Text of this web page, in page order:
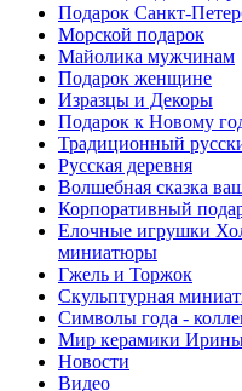
Подарок Санкт-
Морской подарок
Майолика мужчинам
Подарок женщине
Изразцы и Декоры
Подарок к Новому
Традиционный
Русская деревня
Волшебная сказка
Корпоративный
Елочные игрушки
миниатюры
Гжель и Торжок
Скульптурная
Символы года -
Мир керамики
Новости
Видео